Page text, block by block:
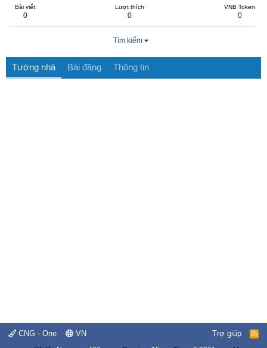
Bài viết
0
Lượt thích
0
VNB Token
0
Tìm kiếm
Tường nhà Bài đăng Thông tin
CNG - One VN Trợ giúp
R